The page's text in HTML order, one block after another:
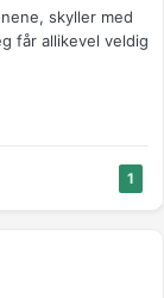
skyller med
får allikevel veldig
1